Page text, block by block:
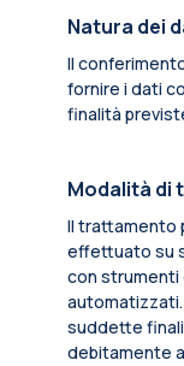
Natura dei
Il
fornire i dati
finalità
Modalità di
Il trattamento
effettuato su
con strumenti
automatizzati.
suddette
debitamente